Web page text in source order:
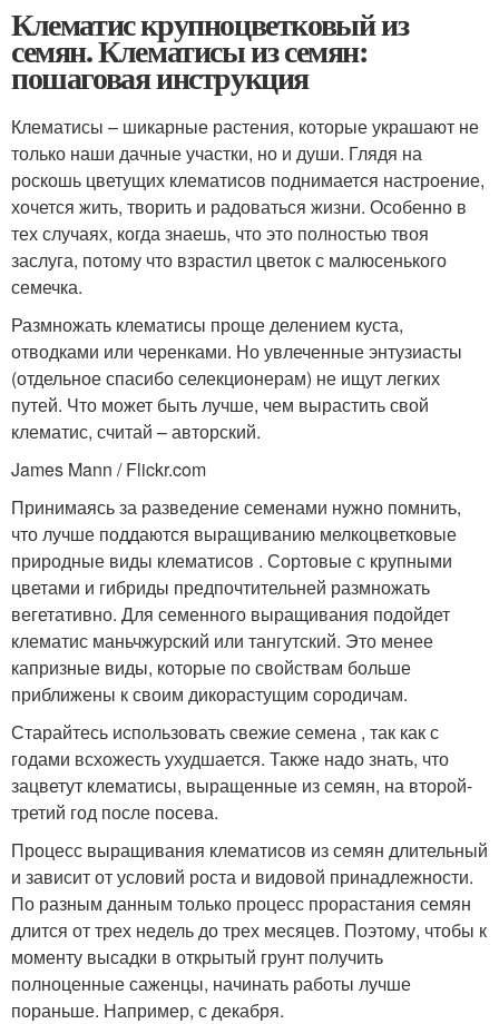
Клематис крупноцветковый из
семян. Клематисы из семян:
пошаговая инструкция
Клематисы – шикарные растения, которые украшают не
только наши дачные участки, но и души. Глядя на
роскошь цветущих клематисов поднимается настроение,
хочется жить, творить и радоваться жизни. Особенно в
тех случаях, когда знаешь, что это полностью твоя
заслуга, потому что взрастил цветок с малюсенького
семечка.
Размножать клематисы проще делением куста,
отводками или черенками. Но увлеченные энтузиасты
(отдельное спасибо селекционерам) не ищут легких
путей. Что может быть лучше, чем вырастить свой
клематис, считай – авторский.
James Mann / Flickr.com
Принимаясь за разведение семенами нужно помнить,
что лучше поддаются выращиванию мелкоцветковые
природные виды клематисов . Сортовые с крупными
цветами и гибриды предпочтительней размножать
вегетативно. Для семенного выращивания подойдет
клематис маньчжурский или тангутский. Это менее
капризные виды, которые по свойствам больше
приближены к своим дикорастущим сородичам.
Старайтесь использовать свежие семена , так как с
годами всхожесть ухудшается. Также надо знать, что
зацветут клематисы, выращенные из семян, на второй-
третий год после посева.
Процесс выращивания клематисов из семян длительный
и зависит от условий роста и видовой принадлежности.
По разным данным только процесс прорастания семян
длится от трех недель до трех месяцев. Поэтому, чтобы к
моменту высадки в открытый грунт получить
полноценные саженцы, начинать работы лучше
пораньше. Например, с декабря.